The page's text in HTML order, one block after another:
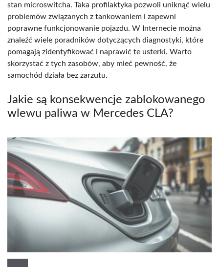
stan microswitcha. Taka profilaktyka pozwoli uniknąć wielu
problemów związanych z tankowaniem i zapewni
poprawne funkcjonowanie pojazdu. W Internecie można
znaleźć wiele poradników dotyczących diagnostyki, które
pomagają zidentyfikować i naprawić te usterki. Warto
skorzystać z tych zasobów, aby mieć pewność, że
samochód działa bez zarzutu.
Jakie są konsekwencje zablokowanego
wlewu paliwa w Mercedes CLA?